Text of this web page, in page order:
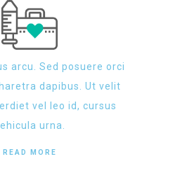
arcu. Sed posuere orci
dapibus. Ut velit
vel leo id, cursus
urna.
READ MORE